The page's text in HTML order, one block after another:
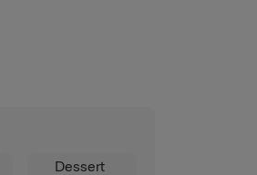
Dessert